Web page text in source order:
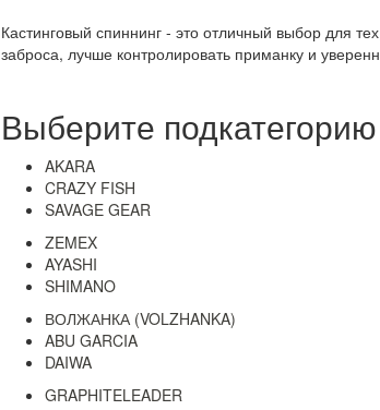
Кастинговый спиннинг - это отличный выбор для
заброса, лучше контролировать приманку и
Выберите подкатегорию
AKARA
CRAZY FISH
SAVAGE GEAR
ZEMEX
AYASHI
SHIMANO
ВОЛЖАНКА (VOLZHANKA)
ABU GARCIA
DAIWA
GRAPHITELEADER